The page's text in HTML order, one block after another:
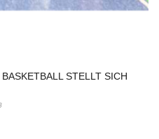
STELLT SICH